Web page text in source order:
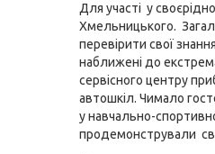
Для участі у
Хмельницького.
перевірити свої
наближені до
сервісного центру
автошкіл. Чимало
у навчально-
продемонстрували